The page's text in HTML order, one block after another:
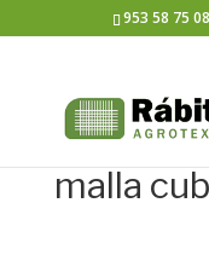
953 58 75 08
malla